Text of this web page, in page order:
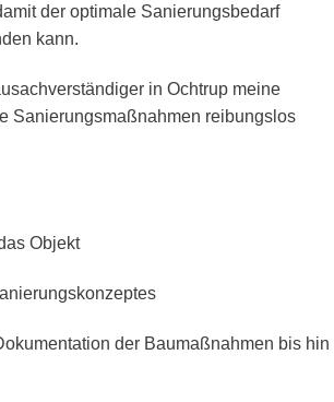
der optimale Sanierungsbedarf
kann.
in Ochtrup meine
Sanierungsmaßnahmen reibungslos
Objekt
der Baumaßnahmen bis hin